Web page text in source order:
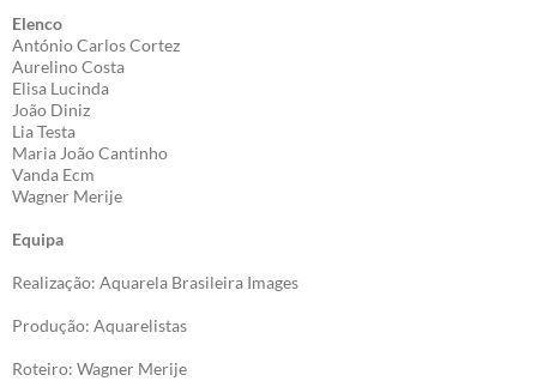
Elenco
António Carlos Cortez
Aurelino Costa
Elisa Lucinda
João Diniz
Lia Testa
Maria João Cantinho
Vanda Ecm
Wagner Merije
Equipa
Realização: Aquarela Brasileira Images
Produção: Aquarelistas
Roteiro: Wagner Merije